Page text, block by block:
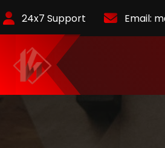
to
Content
24x7 Support Email:
KurlyKlips menyajikan informasi bisnis terbaru,